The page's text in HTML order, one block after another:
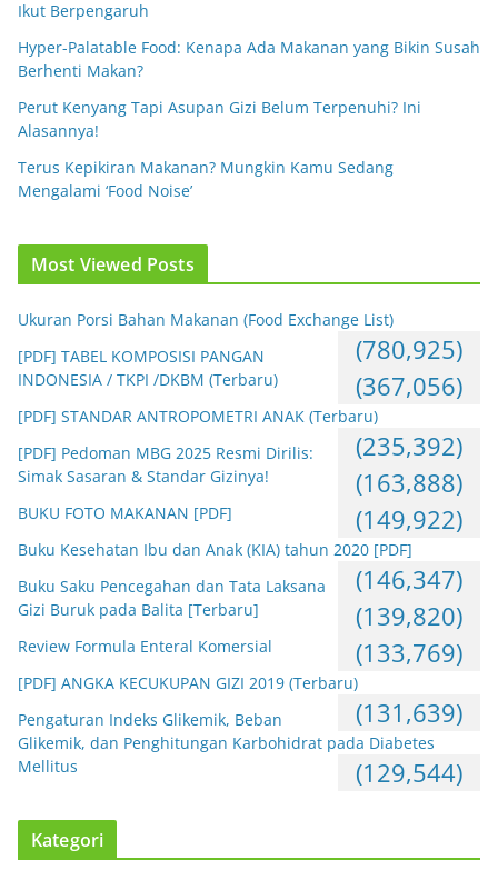
Ikut Berpengaruh
Hyper-Palatable Food: Kenapa Ada Makanan yang Bikin Susah
Berhenti Makan?
Perut Kenyang Tapi Asupan Gizi Belum Terpenuhi? Ini
Alasannya!
Terus Kepikiran Makanan? Mungkin Kamu Sedang
Mengalami ‘Food Noise’
Most Viewed Posts
Ukuran Porsi Bahan Makanan (Food Exchange List)
(780,925)
[PDF] TABEL KOMPOSISI PANGAN
INDONESIA / TKPI /DKBM (Terbaru)
(367,056)
[PDF] STANDAR ANTROPOMETRI ANAK (Terbaru)
(235,392)
[PDF] Pedoman MBG 2025 Resmi Dirilis:
Simak Sasaran & Standar Gizinya!
(163,888)
BUKU FOTO MAKANAN [PDF] (149,922)
Buku Kesehatan Ibu dan Anak (KIA) tahun 2020 [PDF]
(146,347)
Buku Saku Pencegahan dan Tata Laksana
Gizi Buruk pada Balita [Terbaru]
(139,820)
Review Formula Enteral Komersial (133,769)
[PDF] ANGKA KECUKUPAN GIZI 2019 (Terbaru)
(131,639)
Pengaturan Indeks Glikemik, Beban
Glikemik, dan Penghitungan Karbohidrat pada Diabetes
Mellitus
(129,544)
Kategori